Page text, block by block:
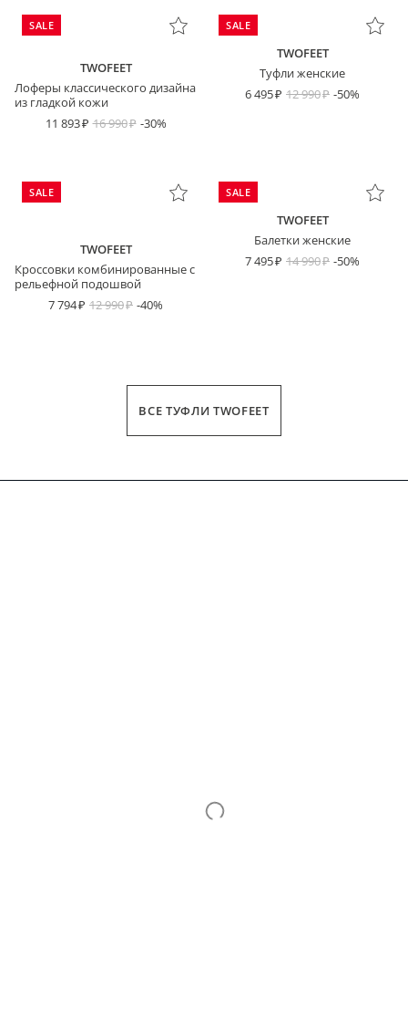
SALE
TWOFEET
Лоферы классического дизайна
из гладкой кожи
11 893
16 990 -30%
SALE
TWOFEET
Туфли женские
6 495
12 990 -50%
SALE
TWOFEET
Кроссовки комбинированные с
рельефной подошвой
7 794
12 990 -40%
SALE
TWOFEET
Балетки женские
7 495
14 990 -50%
ВСЕ ТУФЛИ TWOFEET